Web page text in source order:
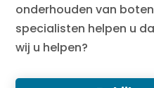
onderhouden van
specialisten helpen u
wij u helpen?